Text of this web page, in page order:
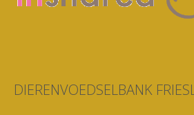
DIERENVOEDSELBANK